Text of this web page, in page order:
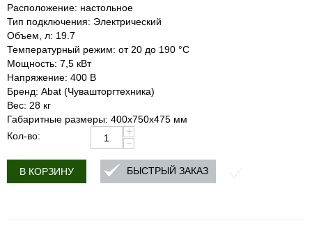
Расположение: настольное
Тип подключения: Электрический
Объем, л: 19.7
Температурный режим: от 20 до 190 °С
Мощность: 7,5 кВт
Напряжение: 400 В
Бренд: Abat (Чувашторгтехника)
Вес: 28 кг
Габаритные размеры: 400х750х475 мм
Кол-во:
+
−
В КОРЗИНУ БЫСТРЫЙ ЗАКАЗ